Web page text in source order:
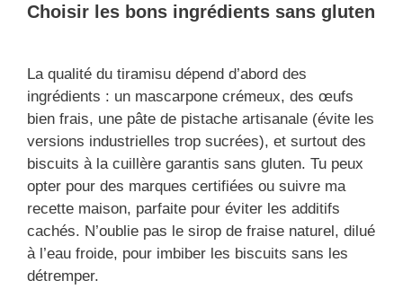
Choisir les bons ingrédients sans gluten
La qualité du tiramisu dépend d’abord des
ingrédients : un mascarpone crémeux, des œufs
bien frais, une pâte de pistache artisanale (évite les
versions industrielles trop sucrées), et surtout des
biscuits à la cuillère garantis sans gluten. Tu peux
opter pour des marques certifiées ou suivre ma
recette maison, parfaite pour éviter les additifs
cachés. N’oublie pas le sirop de fraise naturel, dilué
à l’eau froide, pour imbiber les biscuits sans les
détremper.